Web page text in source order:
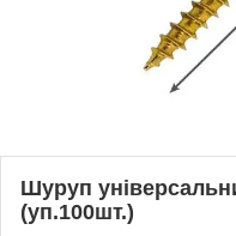
Шуруп
(уп.100шт.)